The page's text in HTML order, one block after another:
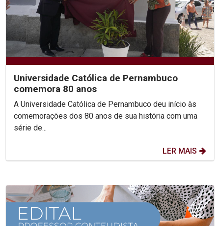
Universidade Católica de Pernambuco
comemora 80 anos
A Universidade Católica de Pernambuco deu início às
comemorações dos 80 anos de sua história com uma
série de...
LER MAIS